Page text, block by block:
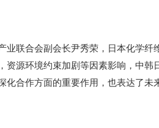
联合会副会长尹秀荣，日本化学纤
源环境约束加剧等因素影响，中韩
合作方面的重要作用，也表达了未